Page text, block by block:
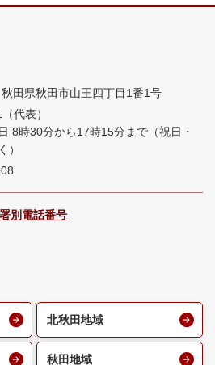
田県秋田市山王四丁目1番1号
代表）
8時30分から17時15分まで （祝日・
）
別電話番号
北秋田地域
秋田地域